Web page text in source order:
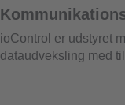
ioControl er udstyret
dataudveksling med